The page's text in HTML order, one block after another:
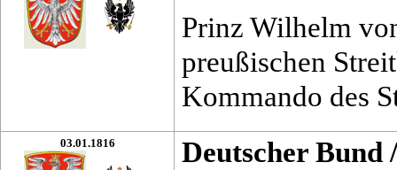
Prinz Wilhelm
preußischen
Kommando des
03.01.1816 Deutscher Bund